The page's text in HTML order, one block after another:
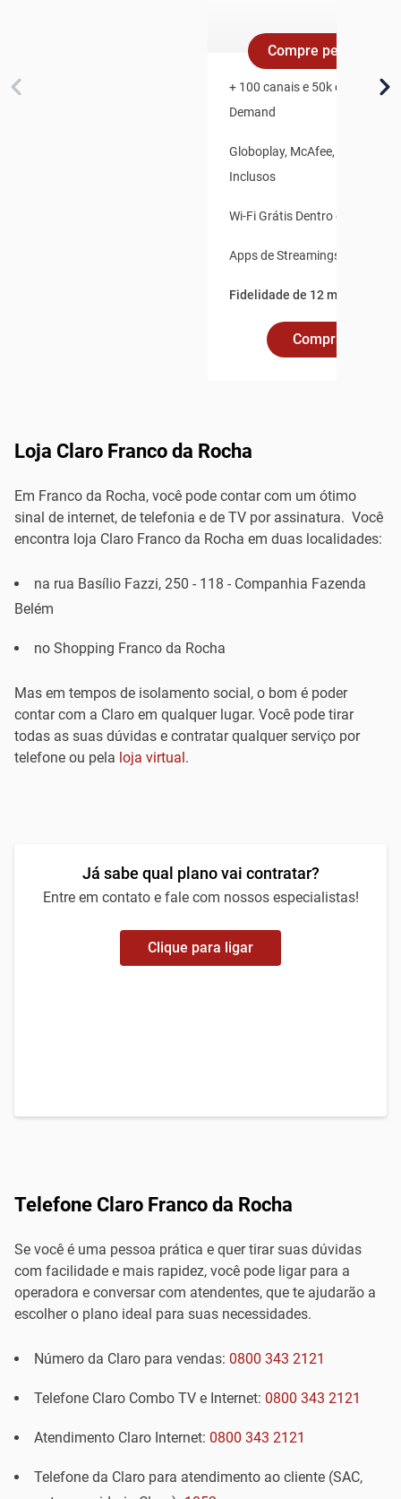
Compre pelo
+ 100 canais e 50k de
Demand
Globoplay, McAfee, Claro
Inclusos
Wi-Fi Grátis Dentro e Fora de
Apps de Streamings
Fidelidade de 12 meses.
Comprar Online
Loja Claro Franco da Rocha
Em Franco da Rocha, você pode contar com um ótimo
sinal de internet, de telefonia e de TV por assinatura. Você
encontra loja Claro Franco da Rocha em duas localidades:
na rua Basílio Fazzi, 250 - 118 - Companhia Fazenda
Belém
no Shopping Franco da Rocha
Mas em tempos de isolamento social, o bom é poder
contar com a Claro em qualquer lugar. Você pode tirar
todas as suas dúvidas e contratar qualquer serviço por
telefone ou pela loja virtual.
Já sabe qual plano vai contratar?
Entre em contato e fale com nossos especialistas!
Clique para ligar
Telefone Claro Franco da Rocha
Se você é uma pessoa prática e quer tirar suas dúvidas
com facilidade e mais rapidez, você pode ligar para a
operadora e conversar com atendentes, que te ajudarão a
escolher o plano ideal para suas necessidades.
Número da Claro para vendas: 0800 343 2121
Telefone Claro Combo TV e Internet: 0800 343 2121
Atendimento Claro Internet: 0800 343 2121
Telefone da Claro para atendimento ao cliente (SAC,